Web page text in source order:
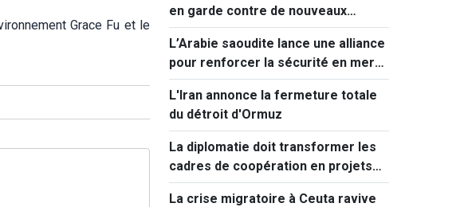
Grace Fu et le
en garde contre de nouveaux
séismes majeurs après celui de
Kumamoto
L’Arabie saoudite lance une alliance
pour renforcer la sécurité en mer
Rouge
L'Iran annonce la fermeture totale
du détroit d'Ormuz
La diplomatie doit transformer les
cadres de coopération en projets
concrets
La crise migratoire à Ceuta ravive